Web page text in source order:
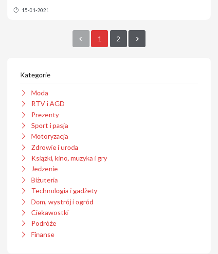
15-01-2021
1 2
Kategorie
Moda
RTV i AGD
Prezenty
Sport i pasja
Motoryzacja
Zdrowie i uroda
Książki, kino, muzyka i gry
Jedzenie
Biżuteria
Technologia i gadżety
Dom, wystrój i ogród
Ciekawostki
Podróże
Finanse